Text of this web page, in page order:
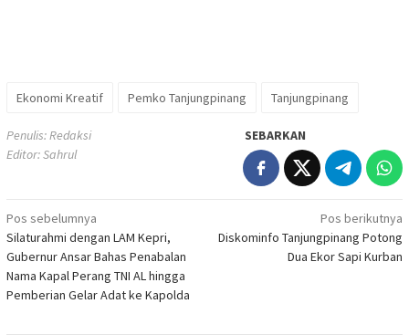
Ekonomi Kreatif Pemko Tanjungpinang Tanjungpinang
Penulis: Redaksi
Editor: Sahrul
SEBARKAN
Navigasi
pos
Pos sebelumnya
Silaturahmi dengan LAM Kepri,
Gubernur Ansar Bahas Penabalan
Nama Kapal Perang TNI AL hingga
Pemberian Gelar Adat ke Kapolda
Pos berikutnya
Diskominfo Tanjungpinang Potong
Dua Ekor Sapi Kurban